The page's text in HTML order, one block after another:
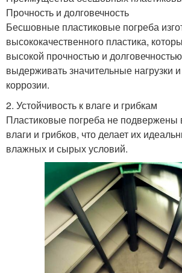
Прочность и долговечность
Бесшовные пластиковые погреба
высококачественного пластика,
высокой прочностью и
выдерживать значительные нагрузки
коррозии.
2. Устойчивость к влаге и грибкам
Пластиковые погреба не подвержены
влаги и грибков, что делает их
влажных и сырых условий.